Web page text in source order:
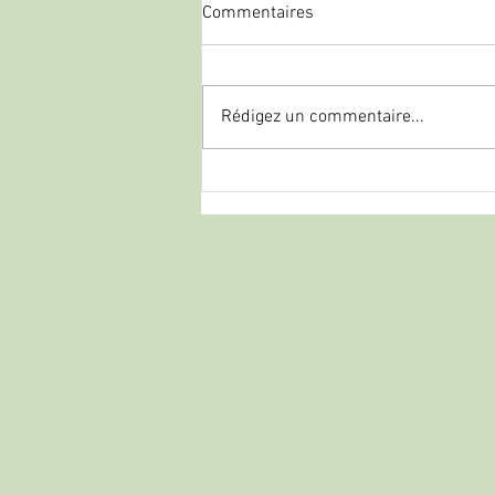
Commentaires
Rédigez un commentaire...